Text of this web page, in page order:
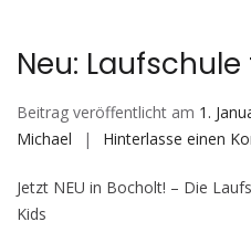
Neu:
Beitrag veröffentlicht am 1.
Michael
Hinterlasse einen
Jetzt NEU in Bocholt! – Die
Kids